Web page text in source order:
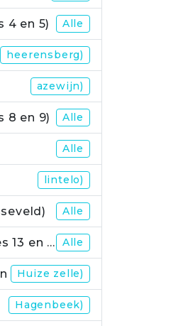
4 en 5) Alle
heerensberg)
azewijn)
8 en 9) Alle
Alle
lintelo)
Alle
Wisselpunt 13 (etappes 13 en 14) Alle
Huize zelle)
Hagenbeek)